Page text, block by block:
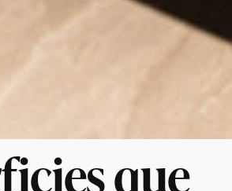
que